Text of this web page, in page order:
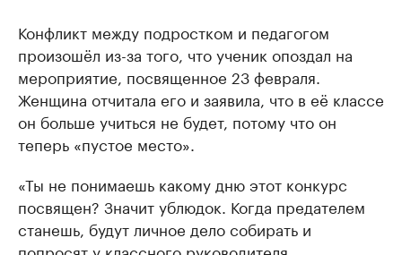
Конфликт между подростком и педагогом
произошёл из-за того, что ученик опоздал на
мероприятие, посвященное 23 февраля.
Женщина отчитала его и заявила, что в её классе
он больше учиться не будет, потому что он
теперь «пустое место».
«Ты не понимаешь какому дню этот конкурс
посвящен? Значит ублюдок. Когда предателем
станешь, будут личное дело собирать и
попросят у классного руководителя